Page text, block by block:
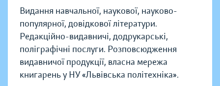
Видання навчальної, наукової, науково-
популярної, довідкової літератури.
Редакційно-видавничі, додрукарські,
поліграфічні послуги. Розповсюдження
видавничої продукції, власна мережа
книгарень у НУ «Львівська політехніка».